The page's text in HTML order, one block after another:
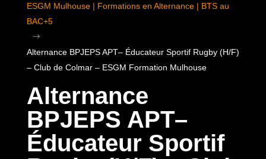
ESGM Mulhouse | Formations en Alternance | BTS au
BAC+5
$
Alternance BPJEPS APT– Éducateur Sportif Rugby (H/F)
– Club de Colmar – ESGM Formation Mulhouse
Alternance
BPJEPS APT–
Éducateur Sportif